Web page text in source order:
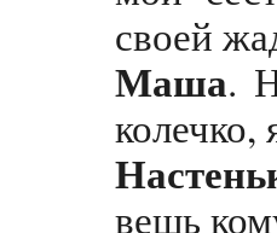
своей
Маша.
вещь